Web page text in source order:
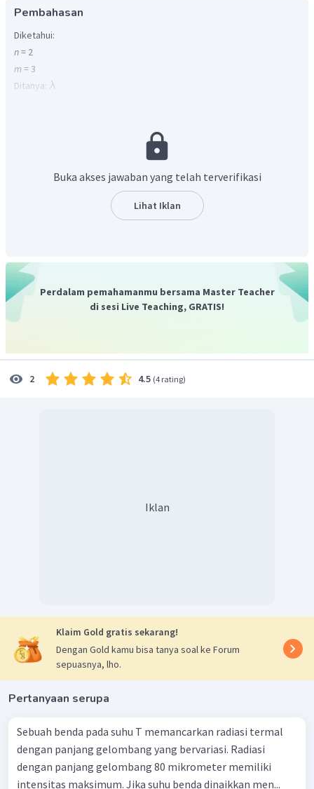
Pembahasan
Diketahui:
n= 2
m= 3
Ditanya:
transisi elektron dari berbagai kulit luar menuju kulit ke-2
(n=2). Karena diminta lamda yg paling panjang berarti m-nya adalah
Jadi, jawaban yang tepat adalah B.
Buka akses jawaban yang telah terverifikasi
Lihat Iklan
Perdalam pemahamanmu bersama Master Teacher
di sesi Live Teaching, GRATIS!
2 4.5 (4 rating)
Iklan
Klaim Gold gratis sekarang!
Dengan Gold kamu bisa tanya soal ke Forum
sepuasnya, lho.
Pertanyaan serupa
Sebuah benda pada suhu T memancarkan radiasi termal
dengan panjang gelombang yang bervariasi. Radiasi
dengan panjang gelombang 80 mikrometer memiliki
intensitas maksimum. Jika suhu benda dinaikkan men...